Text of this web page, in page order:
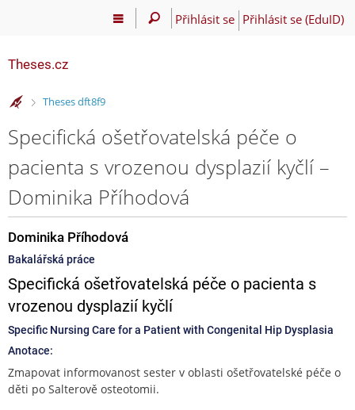
Přihlásit se Přihlásit se (EduID)
Theses.cz
>
Theses dft8f9
Specifická ošetřovatelská péče o
pacienta s vrozenou dysplazií kyčlí –
Dominika Příhodová
Dominika Příhodová
Bakalářská práce
Specifická ošetřovatelská péče o pacienta s
vrozenou dysplazií kyčlí
Specific Nursing Care for a Patient with Congenital Hip Dysplasia
Anotace:
Zmapovat informovanost sester v oblasti ošetřovatelské péče o
děti po Salterově osteotomii.